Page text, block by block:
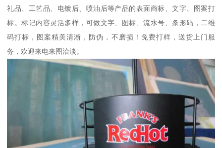
礼品、工艺品、电镀后、喷油后等产品的表面商标、文字、图案打
标。标记内容灵活多样，可做文字、图标、流水号、条形码，二维
码打标，图案精美清淅，防伪，不磨损！免费打样，送货上门服
务，欢迎来电来图洽淡。